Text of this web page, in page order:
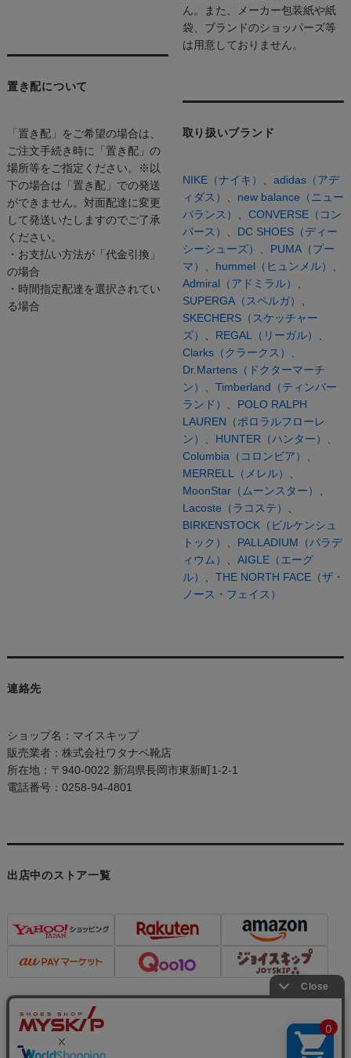
置き配について
「置き配」をご希望の場合は、
ご注文手続き時に「置き配」の
場所等をご指定ください。※以
下の場合は「置き配」での発送
ができません。対面配達に変更
して発送いたしますのでご了承
ください。
・お支払い方法が「代金引換」
の場合
・時間指定配達を選択されてい
る場合
ん。また、メーカー包装紙や紙
袋、ブランドのショッパーズ等
は用意しておりません。
取り扱いブランド
NIKE（ナイキ）
adidas（アデ
ィダス）
new balance（ニュー
バランス）
CONVERSE（コン
バース）、 DC SHOES（ディー
シーシューズ）、 PUMA（プー
マ）、 hummel（ヒュンメル）、
Admiral（アドミラル）
SUPERGA（スペルガ）
SKECHERS（スケッチャー
ズ）
REGAL（リーガル）
Clarks（クラークス）、
Dr.Martens（ドクターマーチ
ン）、 Timberland（ティンバー
ランド）、 POLO RALPH
LAUREN（ポロラルフローレ
ン）、 HUNTER（ハンター）、
Columbia（コロンビア）、
MERRELL（メレル）、
MoonStar（ムーンスター）
Lacoste（ラコステ）
BIRKENSTOCK（ビルケンシュ
トック）
PALLADIUM（パラデ
ィウム）
AIGLE（エーグ
ル）
THE NORTH FACE（ザ・
ノース・フェイス）
連絡先
ショップ名：マイスキップ
販売業者：株式会社ワタナベ靴店
所在地：〒940-0022 新潟県長岡市東新町1-2-1
電話番号：0258-94-4801
出店中のストア一覧